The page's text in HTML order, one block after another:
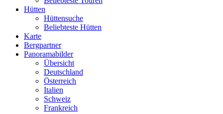
Hütten
Hüttensuche
Beliebteste Hütten
Karte
Bergpartner
Panoramabilder
Übersicht
Deutschland
Österreich
Italien
Schweiz
Frankreich